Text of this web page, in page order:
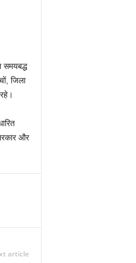
समयबद्ध
जिला
और
article